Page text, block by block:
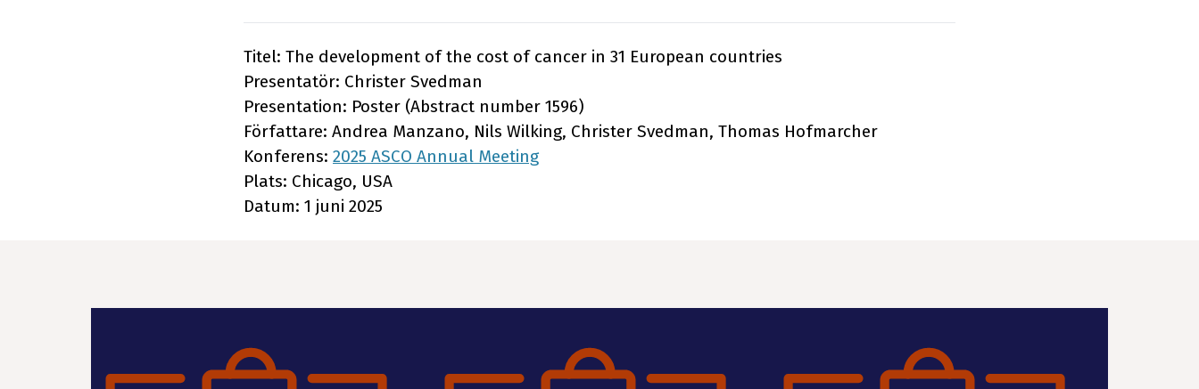
Titel: The development of the cost of cancer in 31 European countries
Presentatör: Christer Svedman
Presentation: Poster (Abstract number 1596)
Författare: Andrea Manzano, Nils Wilking, Christer Svedman, Thomas Hofmarcher
Konferens: 2025 ASCO Annual Meeting
Plats: Chicago, USA
Datum: 1 juni 2025